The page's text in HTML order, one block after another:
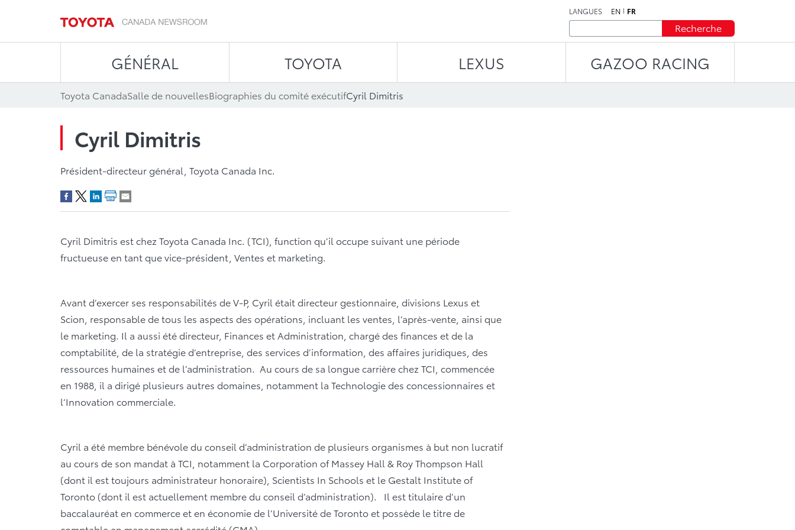
LANGUES EN FR
Recherche
GÉNÉRAL TOYOTA LEXUS GAZOO RACING
Toyota CanadaSalle de nouvellesBiographies du comité exécutifCyril Dimitris
Cyril Dimitris
Président-directeur général, Toyota Canada Inc.
Cyril Dimitris est chez Toyota Canada Inc. (TCI), function qu’il occupe suivant une période
fructueuse en tant que vice-président, Ventes et marketing.
Avant d’exercer ses responsabilités de V-P, Cyril était directeur gestionnaire, divisions Lexus et
Scion, responsable de tous les aspects des opérations, incluant les ventes, l’après-vente, ainsi que
le marketing. Il a aussi été directeur, Finances et Administration, chargé des finances et de la
comptabilité, de la stratégie d’entreprise, des services d’information, des affaires juridiques, des
ressources humaines et de l’administration. Au cours de sa longue carrière chez TCI, commencée
en 1988, il a dirigé plusieurs autres domaines, notamment la Technologie des concessionnaires et
l’Innovation commerciale.
Cyril a été membre bénévole du conseil d’administration de plusieurs organismes à but non lucratif
au cours de son mandat à TCI, notamment la Corporation of Massey Hall & Roy Thompson Hall
(dont il est toujours administrateur honoraire), Scientists In Schools et le Gestalt Institute of
Toronto (dont il est actuellement membre du conseil d’administration). Il est titulaire d’un
baccalauréat en commerce et en économie de l’Université de Toronto et possède le titre de